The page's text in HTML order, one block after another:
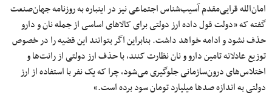
امان‌الله قرایی‌مقدم آسیب‌شناس اجتماعی نیز در اینباره به روزنامه جهان‌صنعت
گفته که «دولت قول داده ارز دولتی برای کالاهای اساسی از جمله نان و دارو
حذف نشود و ادامه خواهد داشت. بنابراین اگر بتوانند این قضیه را در خصوص
توزیع عادلانه تامین دارو و نان نظارت کنند، با حذف ارز دولتی از رانت‌ها و
اختلاس‌های درون‌سازمانی جلوگیری می‌شود، چرا که یک نفر با استفاده از ارز
دولتی به اندازه صدها میلیارد تومان سود برده است.»